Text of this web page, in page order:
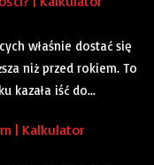
właśnie dostać się
niż przed rokiem. To
kazała iść do...
| Kalkulator